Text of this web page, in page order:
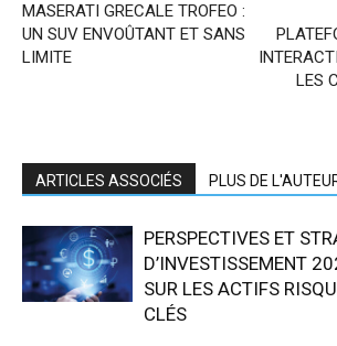
MASERATI GRECALE TROFEO :
UN SUV ENVOÛTANT ET SANS
LIMITE
LES
ARTICLES ASSOCIÉS PLUS DE
PERSPECTIVES ET
D’INVESTISSEMENT
SUR LES ACTIFS
CLÉS